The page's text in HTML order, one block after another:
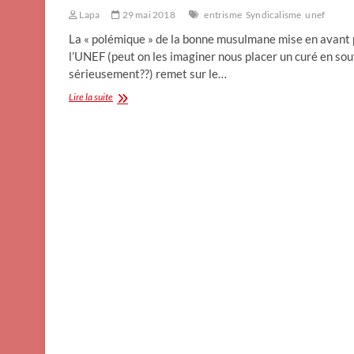
Lapa 29 mai 2018 entrisme Syndicalisme unef
La « polémique » de la bonne musulmane mise en avant
l’UNEF (peut on les imaginer nous placer un curé en
sérieusement??) remet sur le…
Lire la suiteEntrisme